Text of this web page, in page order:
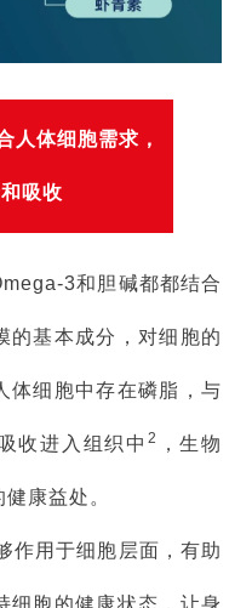
人体细胞需求，
吸收
3和胆碱都都结合
的基本成分，对细胞的
体细胞中存在磷脂，与
收进入组织中 2 ，生物
康益处。
作用于细胞层面，有助
细胞的健康状态，让身